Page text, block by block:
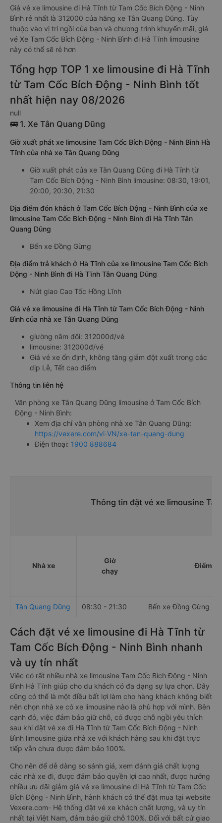
Giá vé xe limousine đi Hà Tĩnh từ Tam Cốc Bích Động - Ninh
Bình rẻ nhất là 312000 của hãng xe Tân Quang Dũng. Tùy
thuộc vào vị trí ngồi của bạn và chương trình khuyến mãi, giá
vé Xe Tam Cốc Bích Động - Ninh Bình đi Hà Tĩnh limousine
này có thể sẽ rẻ hơn
Tổng hợp TOP 1 xe limousine đi Hà Tĩnh
từ Tam Cốc Bích Động - Ninh Bình tốt
nhất hiện nay 08/2026
null
🚌 1. Xe Tân Quang Dũng
Giờ xuất phát xe limousine Tam Cốc Bích Động - Ninh Bình Hà
Tĩnh của nhà xe Tân Quang Dũng
Giờ xuất phát của xe Tân Quang Dũng đi Hà Tĩnh từ
Tam Cốc Bích Động - Ninh Bình limousine: 08:30, 19:01,
20:00, 20:30, 21:30
Địa điểm đón khách ở Tam Cốc Bích Động - Ninh Bình của xe
limousine Tam Cốc Bích Động - Ninh Bình đi Hà Tĩnh Tân
Quang Dũng
Bến xe Đồng Gừng
Địa điểm trả khách ở Hà Tĩnh của xe limousine Tam Cốc Bích
Động - Ninh Bình đi Hà Tĩnh Tân Quang Dũng
Nút giao Cao Tốc Hồng Lĩnh
Giá vé xe limousine đi Hà Tĩnh từ Tam Cốc Bích Động - Ninh
Bình của nhà xe Tân Quang Dũng
giường nằm đôi: 312000đ/vé
limousine: 312000đ/vé
Giá vé xe ổn định, không tăng giảm đột xuất trong các
dịp Lễ, Tết cao điểm
Thông tin liên hệ
Văn phòng xe Tân Quang Dũng limousine ở Tam Cốc Bích
Động - Ninh Bình:
Xem địa chỉ văn phòng nhà xe Tân Quang Dũng:
https://vexere.com/vi-VN/xe-tan-quang-dung
Điện thoại: 1900 888684
Thông tin đặt vé xe limousine
Nhà xe
Giờ
chạy
Điểm đi
Tân Quang Dũng 08:30 - 21:30 Bến xe Đồng Gừng
Cách đặt vé xe limousine đi Hà Tĩnh từ
Tam Cốc Bích Động - Ninh Bình nhanh
và uy tín nhất
Việc có rất nhiều nhà xe limousine Tam Cốc Bích Động - Ninh
Bình Hà Tĩnh giúp cho du khách có đa dạng sự lựa chọn. Đây
cũng có thể là một điều bất lợi làm cho hàng khách không biết
nên chọn nhà xe có xe limousine nào là phù hợp với mình. Bên
cạnh đó, việc đảm bảo giữ chỗ, có được chỗ ngồi yêu thích
sau khi đặt vé xe đi Hà Tĩnh từ Tam Cốc Bích Động - Ninh
Bình limousine giữa nhà xe với khách hàng sau khi đặt trực
tiếp vẫn chưa được đảm bảo 100%.
Cho nên để dễ dàng so sánh giá, xem đánh giá chất lượng
các nhà xe đi, được đảm bảo quyền lợi cao nhất, được hưởng
nhiều ưu đãi giảm giá vé xe limousine đi Hà Tĩnh từ Tam Cốc
Bích Động - Ninh Bình, hành khách có thể đặt mua tại website
Vexere.com- Hệ thống đặt vé xe khách chất lượng, và uy tín
nhất tại Việt Nam, đảm bảo giữ chỗ 100%. Đối với bất cứ giao